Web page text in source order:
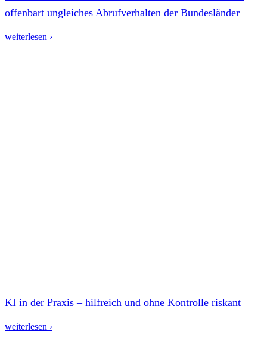
offenbart ungleiches Abrufverhalten der Bundesländer
weiterlesen ›
KI in der Praxis – hilfreich und ohne Kontrolle riskant
weiterlesen ›